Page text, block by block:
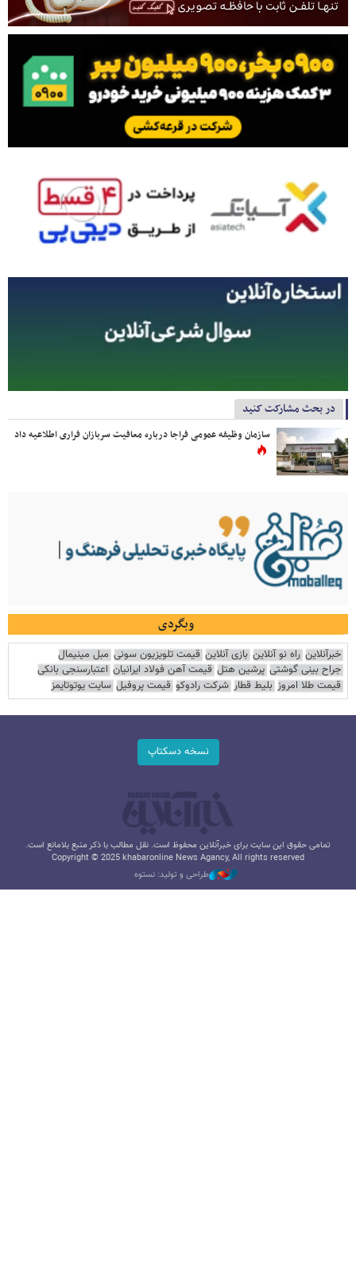
در بحث مشارکت کنید
سازمان وظیفه عمومی فراجا درباره معافیت سربازان فراری اطلاعیه داد
وبگردی
خبرآنلاین راه نو آنلاین بازی آنلاین قیمت تلویزیون سونی مبل مینیمال
جراح بینی گوشتی پرشین هتل قیمت آهن فولاد ایرانیان اعتبارسنجی بانکی
قیمت طلا امروز بلیط قطار شرکت رادوکو قیمت پروفیل سایت یوتوتایمز
نسخه دسکتاپ
تمامی حقوق این سایت برای خبرآنلاین محفوظ است. نقل مطالب با ذکر منبع بلامانع است.
Copyright © 2025 khabaronline News Agancy, All rights reserved
طراحی و تولید: نستوه